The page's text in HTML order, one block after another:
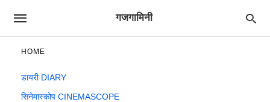
गजगामिनी
HOME
डायरी DIARY
सिनेमास्कोप CINEMASCOPE